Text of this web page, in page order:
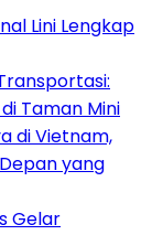
Lini Lengkap
Taman Mini
di Vietnam,
yang
Gelar